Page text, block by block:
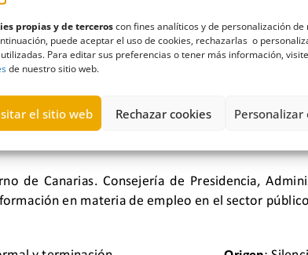
propias y de terceroscon fines analíticos y de personalización de
puede aceptar el uso de cookies, rechazarlas o
Para editar sus preferencias o tener más información,
de nuestro sitio web.
el sitio web Rechazar cookies Personalizar